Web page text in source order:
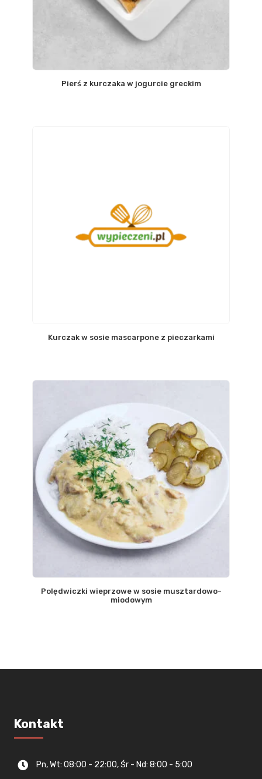
Pierś z kurczaka w jogurcie greckim
Kurczak w sosie mascarpone z pieczarkami
Polędwiczki wieprzowe w sosie musztardowo-
miodowym
Kontakt
Pn, Wt: 08:00 - 22:00, Śr - Nd: 8:00 - 5:00